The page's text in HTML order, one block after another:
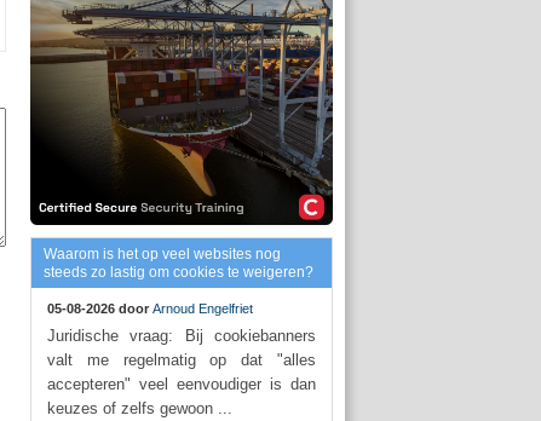
Waarom is het op veel websites nog
steeds zo lastig om cookies te weigeren?
05-08-2026 door Arnoud Engelfriet
Juridische vraag: Bij cookiebanners
valt me regelmatig op dat "alles
accepteren" veel eenvoudiger is dan
keuzes of zelfs gewoon ...